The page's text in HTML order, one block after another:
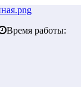
Время работы: